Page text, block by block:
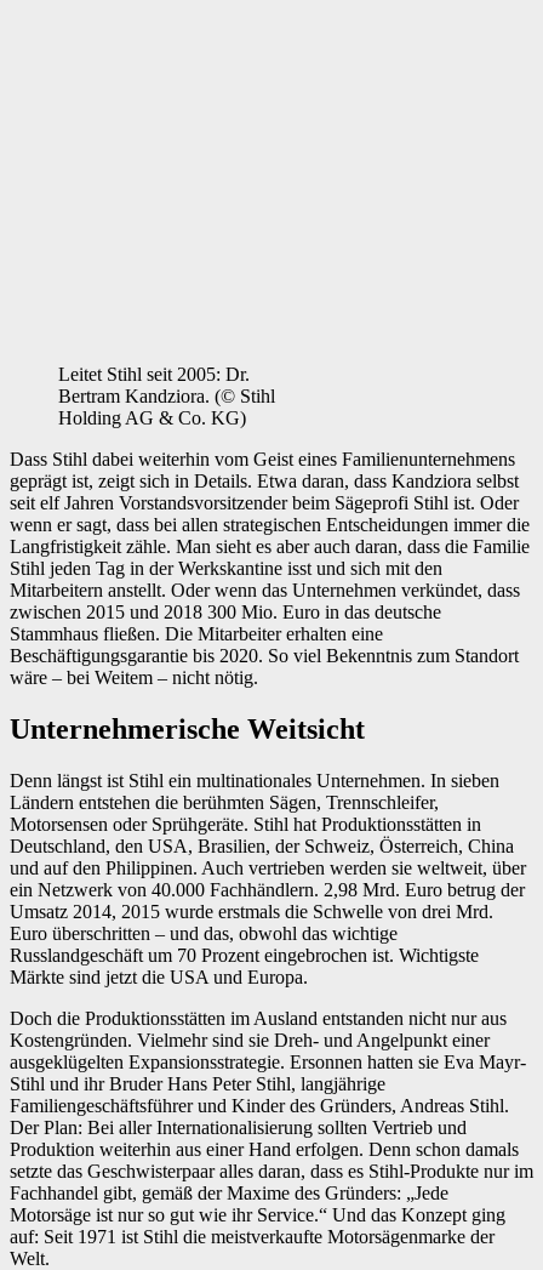
Leitet Stihl seit 2005: Dr.
Bertram Kandziora. (© Stihl
Holding AG & Co. KG)
Dass Stihl dabei weiterhin vom Geist eines Familienunternehmens
geprägt ist, zeigt sich in Details. Etwa daran, dass Kandziora selbst
seit elf Jahren Vorstandsvorsitzender beim Sägeprofi Stihl ist. Oder
wenn er sagt, dass bei allen strategischen Entscheidungen immer die
Langfristigkeit zähle. Man sieht es aber auch daran, dass die Familie
Stihl jeden Tag in der Werkskantine isst und sich mit den
Mitarbeitern anstellt. Oder wenn das Unternehmen verkündet, dass
zwischen 2015 und 2018 300 Mio. Euro in das deutsche
Stammhaus fließen. Die Mitarbeiter erhalten eine
Beschäftigungsgarantie bis 2020. So viel Bekenntnis zum Standort
wäre – bei Weitem – nicht nötig.
Unternehmerische Weitsicht
Denn längst ist Stihl ein multinationales Unternehmen. In sieben
Ländern entstehen die berühmten Sägen, Trennschleifer,
Motorsensen oder Sprühgeräte. Stihl hat Produktionsstätten in
Deutschland, den USA, Brasilien, der Schweiz, Österreich, China
und auf den Philippinen. Auch vertrieben werden sie weltweit, über
ein Netzwerk von 40.000 Fachhändlern. 2,98 Mrd. Euro betrug der
Umsatz 2014, 2015 wurde erstmals die Schwelle von drei Mrd.
Euro überschritten – und das, obwohl das wichtige
Russlandgeschäft um 70 Prozent eingebrochen ist. Wichtigste
Märkte sind jetzt die USA und Europa.
Doch die Produktionsstätten im Ausland entstanden nicht nur aus
Kostengründen. Vielmehr sind sie Dreh- und Angelpunkt einer
ausgeklügelten Expansionsstrategie. Ersonnen hatten sie Eva Mayr-
Stihl und ihr Bruder Hans Peter Stihl, langjährige
Familiengeschäftsführer und Kinder des Gründers, Andreas Stihl.
Der Plan: Bei aller Internationalisierung sollten Vertrieb und
Produktion weiterhin aus einer Hand erfolgen. Denn schon damals
setzte das Geschwisterpaar alles daran, dass es Stihl-Produkte nur im
Fachhandel gibt, gemäß der Maxime des Gründers: „Jede
Motorsäge ist nur so gut wie ihr Service.“ Und das Konzept ging
auf: Seit 1971 ist Stihl die meistverkaufte Motorsägenmarke der
Welt.